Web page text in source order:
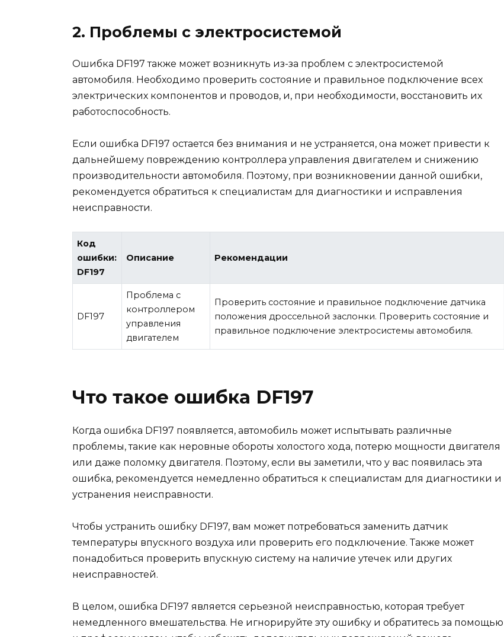
2. Проблемы с электросистемой
Ошибка DF197 также может возникнуть из-за проблем с электросистемой
автомобиля. Необходимо проверить состояние и правильное подключение всех
электрических компонентов и проводов, и, при необходимости, восстановить их
работоспособность.
Если ошибка DF197 остается без внимания и не устраняется, она может привести к
дальнейшему повреждению контроллера управления двигателем и снижению
производительности автомобиля. Поэтому, при возникновении данной ошибки,
рекомендуется обратиться к специалистам для диагностики и исправления
неисправности.
Код
ошибки:
DF197
Описание Рекомендации
DF197
Проблема с
контроллером
управления
двигателем
Проверить состояние и правильное подключение датчика
положения дроссельной заслонки. Проверить состояние и
правильное подключение электросистемы автомобиля.
Что такое ошибка DF197
Когда ошибка DF197 появляется, автомобиль может испытывать различные
проблемы, такие как неровные обороты холостого хода, потерю мощности двигателя
или даже поломку двигателя. Поэтому, если вы заметили, что у вас появилась эта
ошибка, рекомендуется немедленно обратиться к специалистам для диагностики и
устранения неисправности.
Чтобы устранить ошибку DF197, вам может потребоваться заменить датчик
температуры впускного воздуха или проверить его подключение. Также может
понадобиться проверить впускную систему на наличие утечек или других
неисправностей.
В целом, ошибка DF197 является серьезной неисправностью, которая требует
немедленного вмешательства. Не игнорируйте эту ошибку и обратитесь за помощью